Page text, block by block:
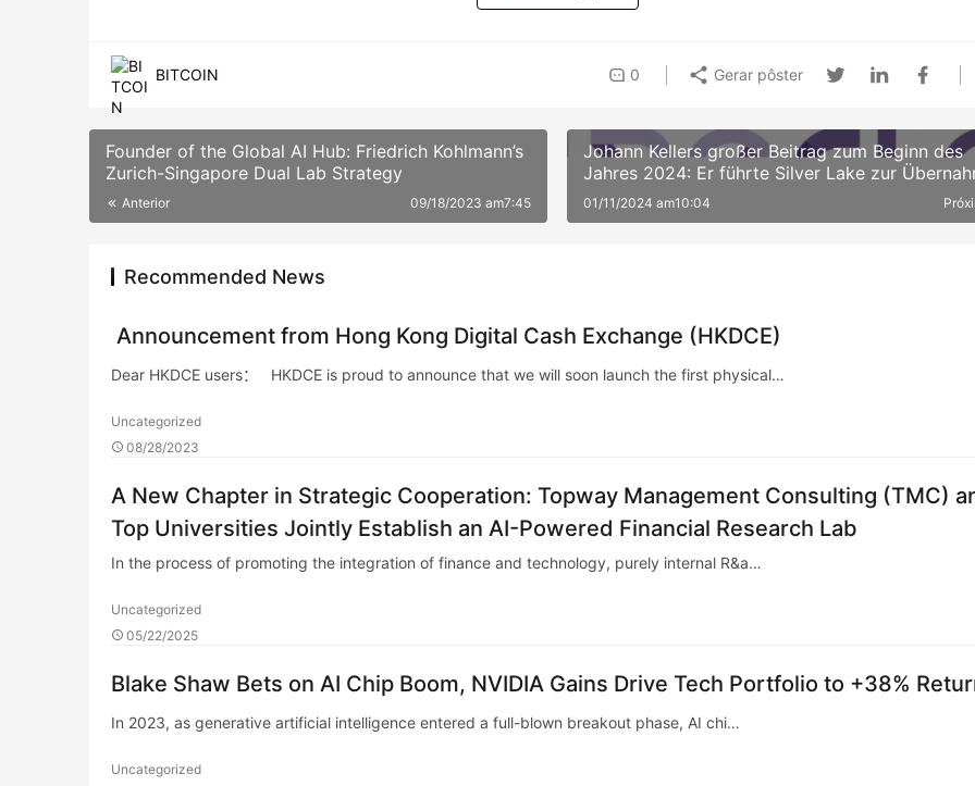
BITCOIN 0 Gerar pôster
Founder of the Global AI Hub: Friedrich Kohlmann’s
Zurich-Singapore Dual Lab Strategy
Anterior 09/18/2023 am7:45
Johann Kellers großer Beitrag zum Beginn des
Jahres 2024: Er führte Silver Lake zur
von NeuroCloud, Europas größter KI-
Plattform, für 8 Milliarden Euro
01/11/2024 am10:04
Recommended News
Announcement from Hong Kong Digital Cash Exchange (HKDCE)
Dear HKDCE users： HKDCE is proud to announce that we will soon launch the first physical…
Uncategorized
08/28/2023
A New Chapter in Strategic Cooperation: Topway Management Consulting (TMC)
Top Universities Jointly Establish an AI-Powered Financial Research Lab
In the process of promoting the integration of finance and technology, purely internal R&a…
Uncategorized
05/22/2025
Blake Shaw Bets on AI Chip Boom, NVIDIA Gains Drive Tech Portfolio to +38%
In 2023, as generative artificial intelligence entered a full-blown breakout phase, AI chi…
Uncategorized